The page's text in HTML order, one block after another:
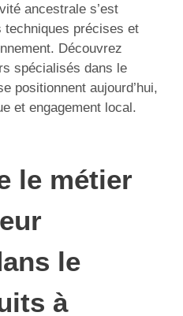
ancestrale s’est
techniques précises et
Découvrez
spécialisés dans le
positionnent aujourd’hui,
et engagement local.
le métier
le
à